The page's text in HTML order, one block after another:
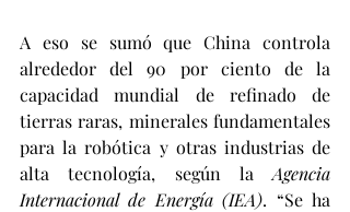
A eso se sumó que China controla
alrededor del 90 por ciento de la
capacidad mundial de refinado de
tierras raras, minerales fundamentales
para la robótica y otras industrias de
alta tecnología, según la Agencia
Internacional de Energía (IEA). “Se ha